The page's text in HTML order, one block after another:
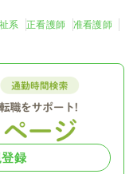
系 正看護師
准看護師
録